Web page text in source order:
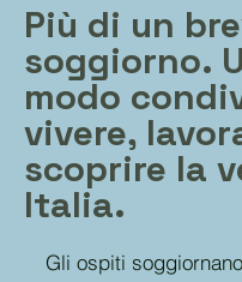
Più di un
soggiorno.
modo
vivere,
scoprire la
Italia.
Gli ospiti